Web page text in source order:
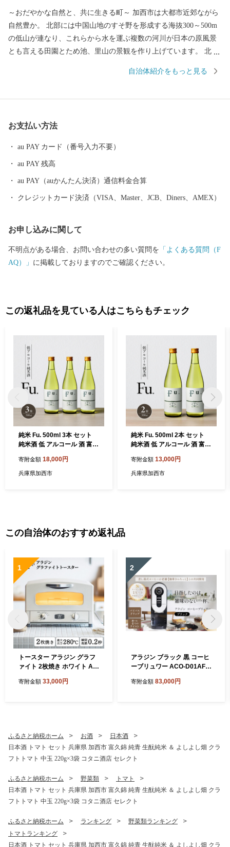
～おだやかな自然と、共に生きる町～ 加西市は大都市近郊ながら
自然豊か。 北部には中国山地のすそ野を形成する海抜300～500m
の低山が連なり、これらから水を運ぶ複数の河川が日本の原風景
とも言える田園とため池、里山の景観を作り上げています。 北条
き、週末は近隣からも山登りやBBQを楽しむ人々が集います。ま
自治体紹介をもっと見る
お支払い方法
au PAY カード（番号入力不要）
au PAY 残高
au PAY（auかんたん決済）通信料金合算
クレジットカード決済（VISA、Master、JCB、Diners、AMEX）
お申し込みに関して
不明点がある場合、お問い合わせの多い質問を 「よくある質問（F
AQ）」 に掲載しておりますのでご確認ください。
この返礼品を見ている人はこちらもチェック
純米 Fu. 500ml 3本 セット
純米酒 低 アルコール 酒 富久
アルコール 兵庫県 加西市
寄附金額 18,000円
兵庫県加西市
純米 Fu. 500ml 2本 セット
純米酒 低 アルコール 酒 富久
アルコール 兵庫県 加西市
寄附金額 13,000円
兵庫県加西市
この自治体のおすすめ返礼品
1
トースター アラジン グラフ
ァイト 2枚焼き ホワイト AE
インテリア キッチン 家電 兵
寄附金額 33,000円
2
アラジン ブラック 黒 コーヒ
ーブリュワー ACO-D01AF A
琲 コーヒー ドリップコーヒ
寄附金額 83,000円
ふるさと納税ホーム お酒
日本酒
日本酒 トマト セット 兵庫県 加西市 富久錦 純青 生酛純米 ＆ よしよし畑 クラ
フトトマト 中玉 220g×3袋 コタニ酒店 セレクト
ふるさと納税ホーム 野菜類
トマト
日本酒 トマト セット 兵庫県 加西市 富久錦 純青 生酛純米 ＆ よしよし畑 クラ
フトトマト 中玉 220g×3袋 コタニ酒店 セレクト
ふるさと納税ホーム ランキング
野菜類ランキング
トマトランキング
日本酒 トマト セット 兵庫県 加西市 富久錦 純青 生酛純米 ＆ よしよし畑 クラ